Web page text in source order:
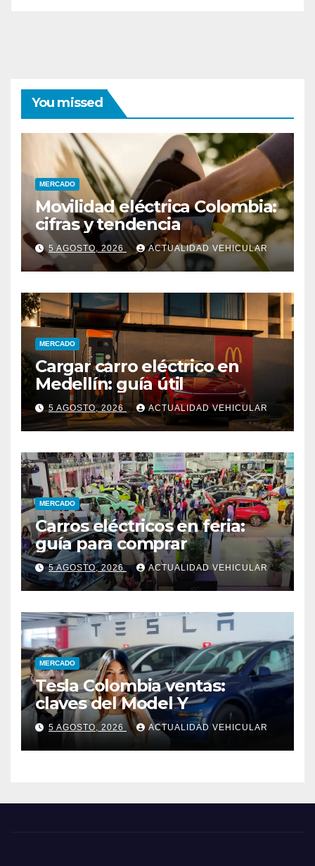
You missed
MERCADO
Movilidad eléctrica Colombia:
cifras y tendencia
5 AGOSTO, 2026 ACTUALIDAD VEHICULAR
MERCADO
Cargar carro eléctrico en
Medellín: guía útil
5 AGOSTO, 2026 ACTUALIDAD VEHICULAR
MERCADO
Carros eléctricos en feria:
guía para comprar
5 AGOSTO, 2026 ACTUALIDAD VEHICULAR
MERCADO
Tesla Colombia ventas:
claves del Model Y
5 AGOSTO, 2026 ACTUALIDAD VEHICULAR